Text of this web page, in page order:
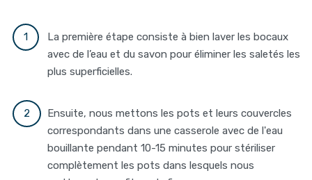
La première étape consiste à bien laver les bocaux
avec de l’eau et du savon pour éliminer les saletés les
plus superficielles.
Ensuite, nous mettons les pots et leurs couvercles
correspondants dans une casserole avec de l'eau
bouillante pendant 10-15 minutes pour stériliser
complètement les pots dans lesquels nous